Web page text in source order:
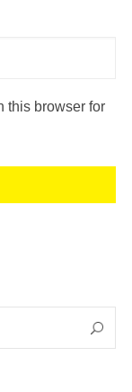
this browser for